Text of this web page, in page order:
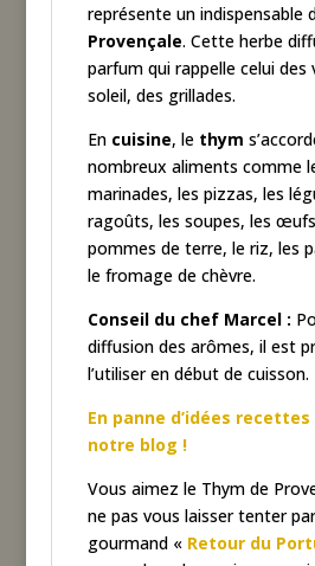
représente un indispensable
Provençale. Cette herbe
parfum qui rappelle celui des
soleil, des grillades.
Encuisine, lethym
nombreux aliments comme
marinades, les pizzas, les
ragoûts, les soupes, les
pommes de terre, le riz, les
le fromage de chèvre.
Conseil du chef Marcel :
diffusion des arômes, il est
l’utiliser en début de cuisson.
En panne d’idées recettes
notre blog !
Vous aimez le Thym de
ne pas vous laisser tenter
gourmand « Retour du